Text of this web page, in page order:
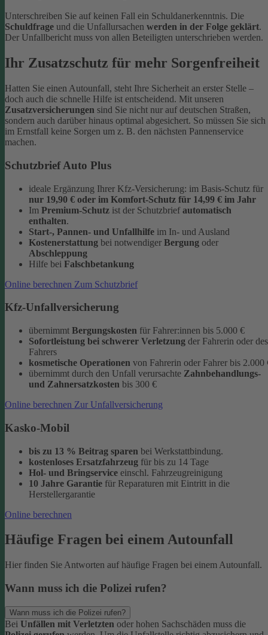
Unterschreiben Sie auf keinen Fall ein Schuldanerkenntnis. Die
Schuldfrage und die Unfallursachen werden in der Folge geklärt.
Der Unfallbericht muss von allen Beteiligten unterschrieben werden.
Ihr Zusatzschutz für mehr Sorgenfreiheit
Hatten Sie einen Autounfall, steht Ihre Sicherheit an erster Stelle –
doch auch die schnelle Hilfe ist entscheidend. Mit unseren
Zusatzversicherungen sind Sie nicht nur auf deutschen Straßen,
sondern auch darüber hinaus optimal abgesichert. So müssen Sie sich
im Ernstfall keine Sorgen um z. B. den nächsten Pannenservice
machen.
Schutzbrief Auto Plus
ideale Ergänzung Ihrer Kfz-Versicherung: im Basis-Schutz für
nur 19,90 € oder im Komfort-Schutz für 14,99 € im Jahr
Im Premium-Schutz ist der Schutzbrief automatisch
enthalten.
Start-, Pannen- und Unfallhilfe im In- und Ausland
Kostenerstattung bei notwendiger Bergung oder
Abschleppung
Hilfe bei Falschbetankung
Online berechnen Zum Schutzbrief
Kfz-Unfallversicherung
übernimmt Bergungskosten für Fahrer:innen bis 5.000 €
Sofortleistung bei schwerer Verletzung der Fahrerin oder des
Fahrers
kosmetische Operationen von Fahrerin oder Fahrer bis 2.000
übernimmt durch den Unfall verursachte Zahnbehandlungs-
und Zahnersatzkosten bis 300 €
Online berechnen Zur Unfallversicherung
Kasko-Mobil
bis zu 13 % Beitrag sparen bei Werkstattbindung.
kostenloses Ersatzfahrzeug für bis zu 14 Tage
Hol- und Bringservice einschl. Fahrzeugreinigung
10 Jahre Garantie für Reparaturen mit Eintritt in die
Herstellergarantie
Online berechnen
Häufige Fragen bei einem Autounfall
Hier finden Sie Antworten auf häufige Fragen bei einem Autounfall.
Wann muss ich die Polizei rufen?
Wann muss ich die Polizei rufen?
Bei Unfällen mit Verletzten oder hohen Sachschäden muss die